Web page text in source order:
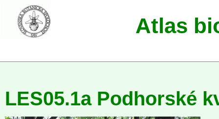
Atlas
LES05.1a Podhorské